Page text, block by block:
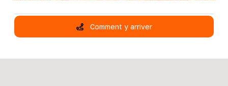
Comment y arriver